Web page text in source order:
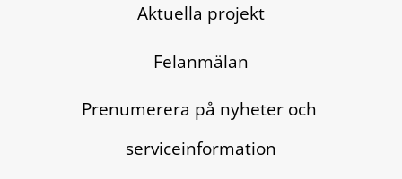
Aktuella projekt
Felanmälan
Prenumerera på nyheter och
serviceinformation